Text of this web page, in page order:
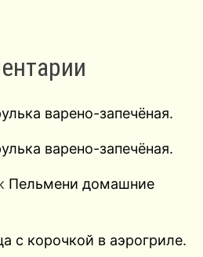
варено-запечёная.
варено-запечёная.
Пельмени домашние
с корочкой в аэрогриле.